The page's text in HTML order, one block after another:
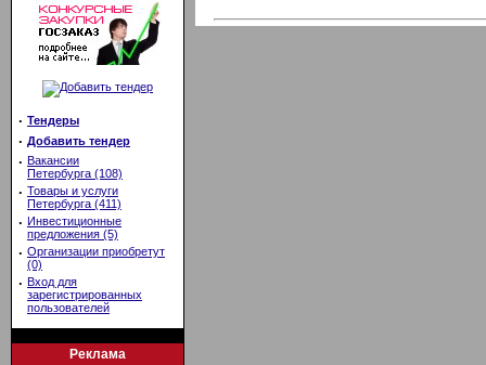
· Тендеры
· Добавить тендер
· Вакансии
Петербурга (108)
· Товары и услуги
Петербурга (411)
· Инвестиционные
предложения (5)
· Организации приобретут
(0)
· Вход для
зарегистрированных
пользователей
Реклама